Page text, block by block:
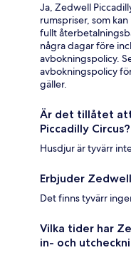
Ja, Zedwell
rumspriser, som
fullt
några dagar före
avbokningspolicy.
avbokningspolicy
gäller.
Är det tillåtet
Piccadilly Circus?
Husdjur är tyvärr
Erbjuder
Det finns tyvärr
Vilka tider har
in- och